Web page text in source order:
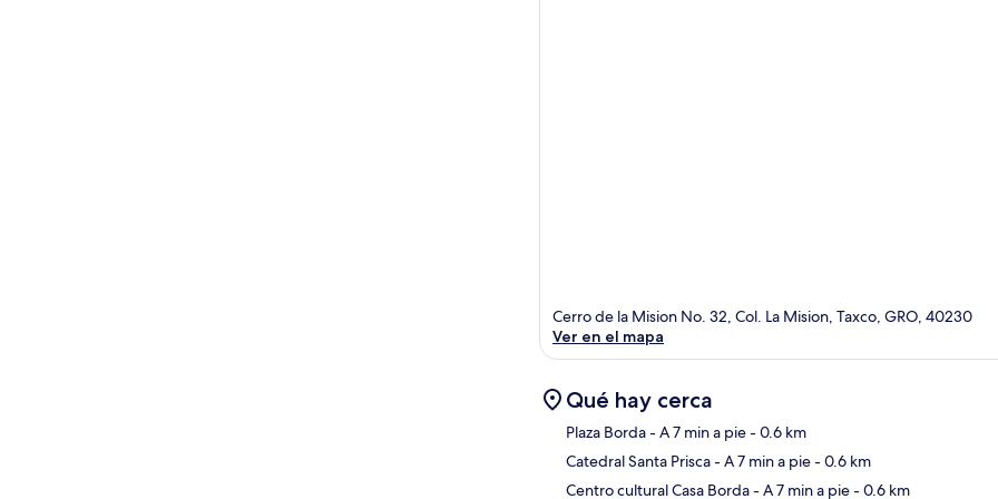
Cerro de la Mision No. 32, Col. La Mision, Taxco, GRO, 40230
Ver en el mapa
Qué hay cerca
Plaza Borda- A 7 min a pie- 0.6 km
Catedral Santa Prisca- A 7 min a pie- 0.6 km
Centro cultural Casa Borda- A 7 min a pie- 0.6 km